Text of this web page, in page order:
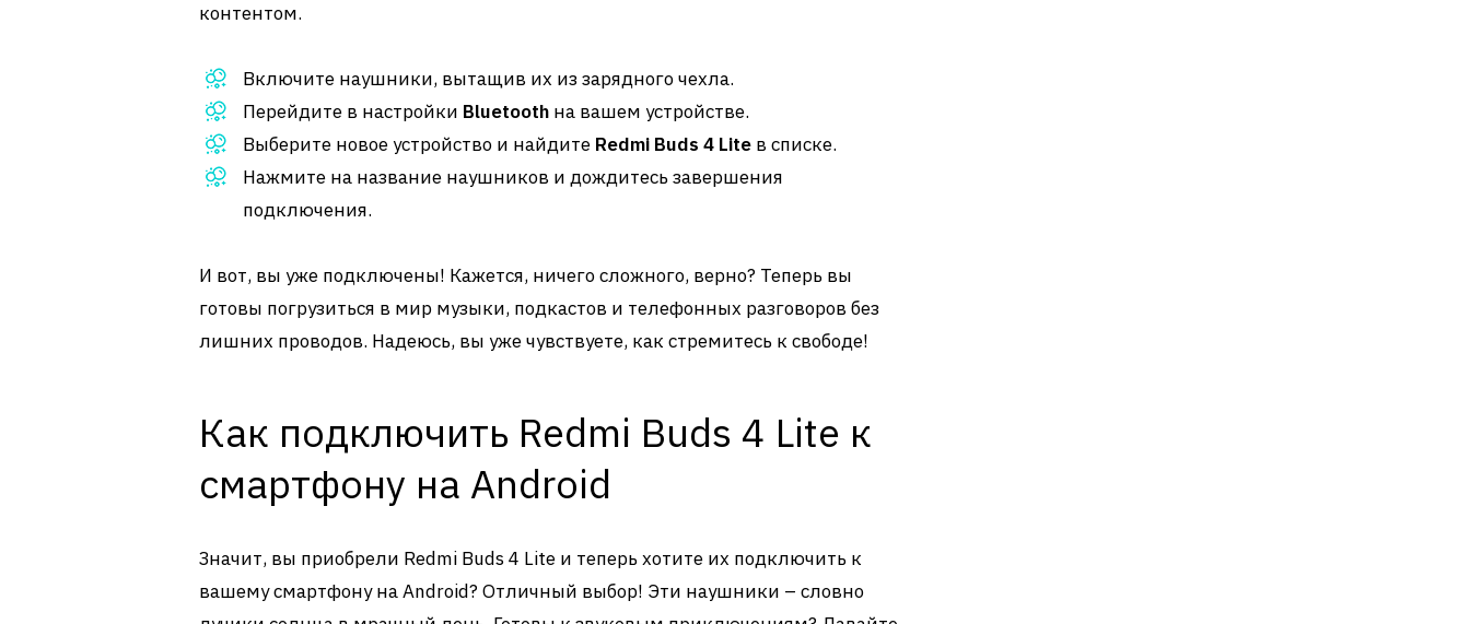
контентом.
Включите наушники, вытащив их из зарядного чехла.
Перейдите в настройки Bluetooth на вашем устройстве.
Выберите новое устройство и найдите Redmi Buds 4 Lite в списке.
Нажмите на название наушников и дождитесь завершения
подключения.
И вот, вы уже подключены! Кажется, ничего сложного, верно? Теперь вы
готовы погрузиться в мир музыки, подкастов и телефонных разговоров без
лишних проводов. Надеюсь, вы уже чувствуете, как стремитесь к свободе!
Как подключить Redmi Buds 4 Lite к
смартфону на Android
Значит, вы приобрели Redmi Buds 4 Lite и теперь хотите их подключить к
вашему смартфону на Android? Отличный выбор! Эти наушники – словно